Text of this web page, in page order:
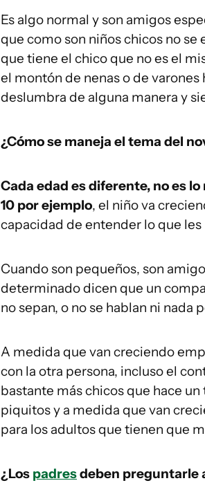
Es algo normal y son amigos
que como son niños chicos no se
que tiene el chico que no es el
el montón de nenas o de
deslumbra de alguna manera y
¿Cómo se maneja el tema del
Cada edad es diferente, no es
10 por ejemplo, el niño va
capacidad de entender lo que les
Cuando son pequeños, son
determinado dicen que un
no sepan, o no se hablan ni nada
A medida que van creciendo
con la otra persona, incluso el
bastante más chicos que hace
piquitos y a medida que van
para los adultos que tienen que
¿Los padresdeben preguntarle